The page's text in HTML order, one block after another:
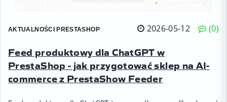
AKTUALNOŚCI PRESTASHOP 2026-05-12 0
Feed produktowy dla ChatGPT w
PrestaShop - jak przygotować sklep na AI-
commerce z PrestaShow Feeder